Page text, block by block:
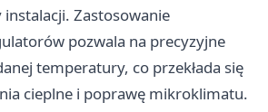
Zastosowanie
pozwala na precyzyjne
temperatury, co przekłada się
cieplne i poprawę mikroklimatu.